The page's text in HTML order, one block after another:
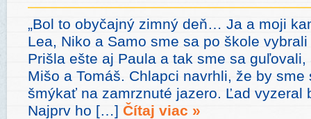
„Bol to obyčajný zimný deň… Ja a moji
Lea, Niko a Samo sme sa po škole
Prišla ešte aj Paula a tak sme sa
Mišo a Tomáš. Chlapci navrhli, že by
šmýkať na zamrznuté jazero. Ľad vyzeral
Najprv ho […] Čítaj viac »